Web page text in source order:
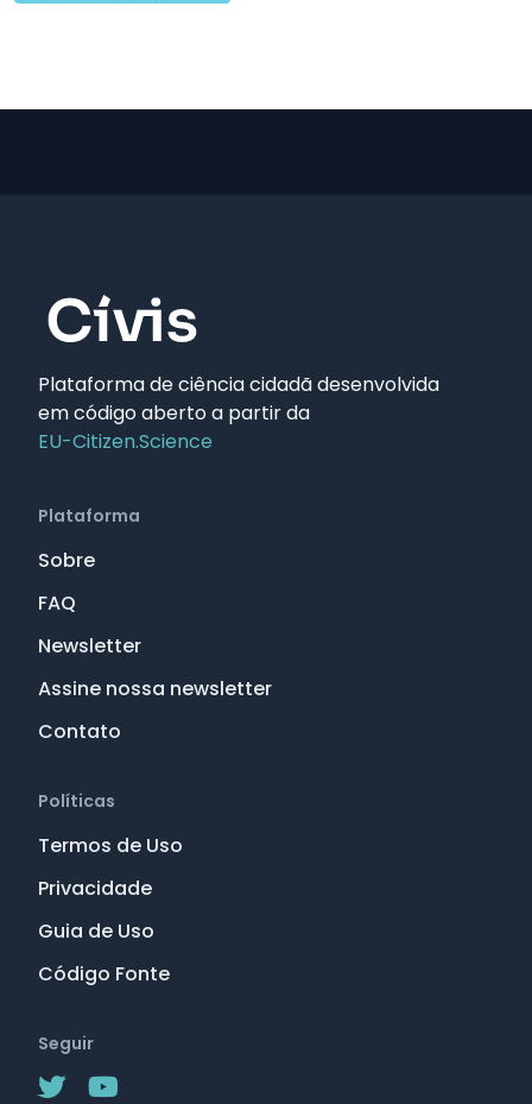
Plataforma de ciência cidadã desenvolvida
em código aberto a partir da
EU-Citizen.Science
Plataforma
Sobre
FAQ
Newsletter
Assine nossa newsletter
Contato
Políticas
Termos de Uso
Privacidade
Guia de Uso
Código Fonte
Seguir